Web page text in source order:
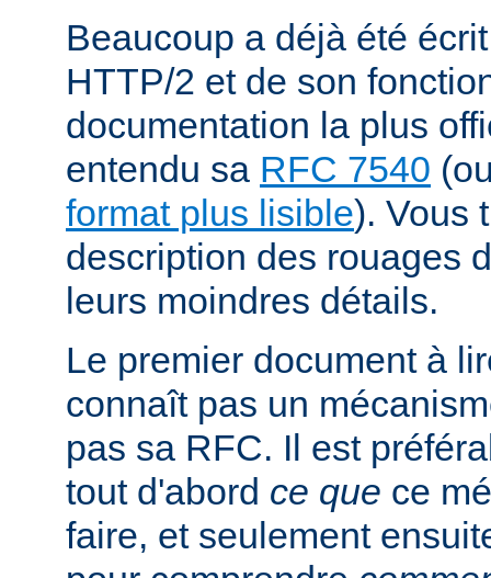
Beaucoup a déjà été
HTTP/2 et de son
documentation la plus
entendu sa RFC 7540
format plus lisible). Vous
description des rouages
leurs moindres détails.
Le premier document à
connaît pas un
pas sa RFC. Il est
tout d'abord ce que ce
faire, et seulement